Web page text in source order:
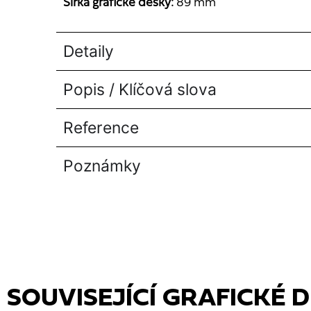
Šířka grafické desky: 89 mm
Detaily
Popis / Klíčová slova
Reference
Poznámky
SOUVISEJÍCÍ GRAFICKÉ